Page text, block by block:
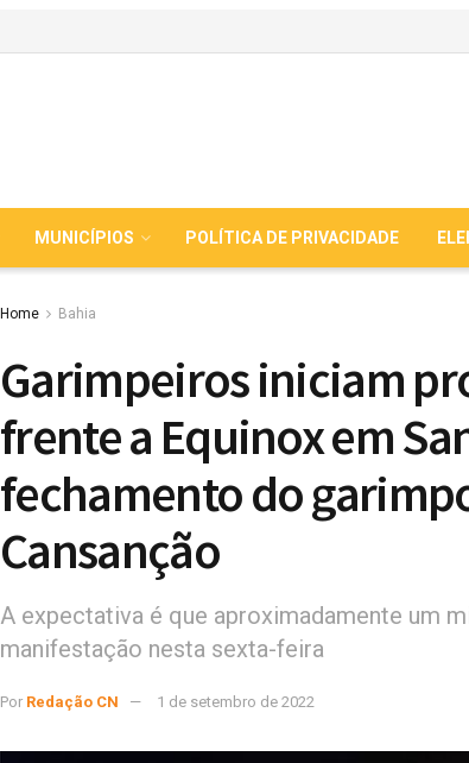
MUNICÍPIOS POLÍTICA DE PRIVACIDADE
Home Bahia
Garimpeiros iniciam
frente a Equinox em
fechamento do
Cansanção
A expectativa é que aproximadamente um
manifestação nesta sexta-feira
Por Redação CN 1 de setembro de 2022